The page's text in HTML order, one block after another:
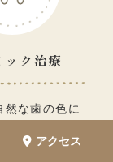
アクセス
ック治療
然な歯の色に
再発を防ぎた